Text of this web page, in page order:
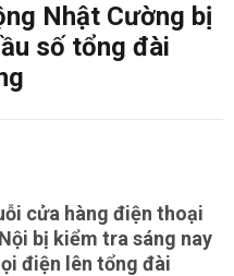
Nhật Cường bị
số tổng đài
cửa hàng điện thoại
bị kiểm tra sáng nay
điện lên tổng đài